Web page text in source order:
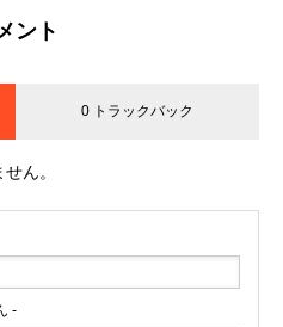
ント
0 トラックバック
ん。
-